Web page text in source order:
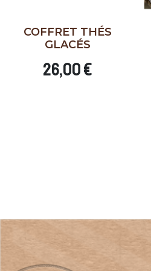
COFFRET THÉS
GLACÉS
26,00 €